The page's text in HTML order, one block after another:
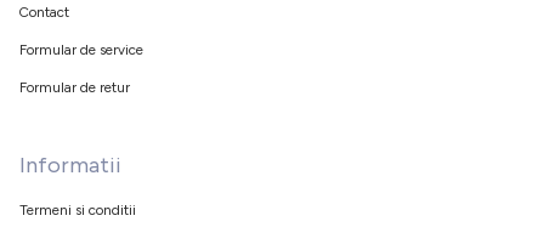
Contact
Formular de service
Formular de retur
Informatii
Termeni si conditii